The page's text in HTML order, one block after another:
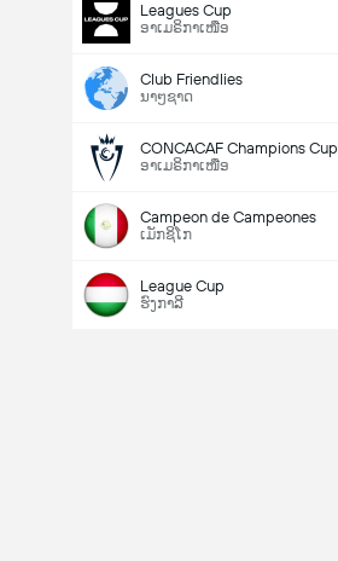
Leagues Cup
ອາເມຣິກາເໜືອ
Club Friendlies
ນາໆຊາດ
CONCACAF Champions Cup
ອາເມຣິກາເໜືອ
Campeon de Campeones
ເມັກຊິໂກ
League Cup
ຮົງກາລີ